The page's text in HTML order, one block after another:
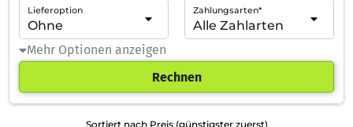
Lieferoption Zahlungsarten*
Mehr Optionen anzeigen
Rechnen
Sortiert nach Preis (günstigster zuerst)